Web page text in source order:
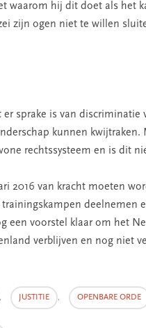
waarom hij dit doet als het
zijn ogen niet te willen
sprake is van discriminatie
kunnen kwijtraken.
rechtssysteem en is dit
2016 van kracht moeten
een voorstel klaar om het
verblijven en nog niet
, JUSTITIE , OPENBARE ORDE